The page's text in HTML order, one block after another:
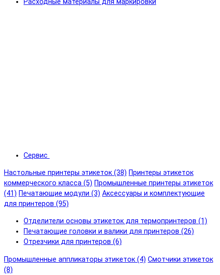
Сервис
Настольные принтеры этикеток (38) Принтеры этикеток
коммерческого класса (5) Промышленные принтеры этикеток
(41) Печатающие модули (3) Аксессуары и комплектующие
для принтеров (95)
Отделители основы этикеток для термопринтеров (1)
Печатающие головки и валики для принтеров (26)
Отрезчики для принтеров (6)
Промышленные аппликаторы этикеток (4) Смотчики этикеток
(8)